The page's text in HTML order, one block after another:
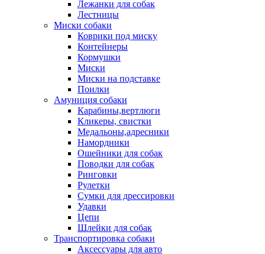
Лежанки для собак
Лестницы
Миски собаки
Коврики под миску
Контейнеры
Кормушки
Миски
Миски на подставке
Поилки
Амуниция собаки
Карабины,вертлюги
Кликеры, свистки
Медальоны,адресники
Намордники
Ошейники для собак
Поводки для собак
Ринговки
Рулетки
Сумки для дрессировки
Удавки
Цепи
Шлейки для собак
Транспортировка собаки
Аксессуары для авто